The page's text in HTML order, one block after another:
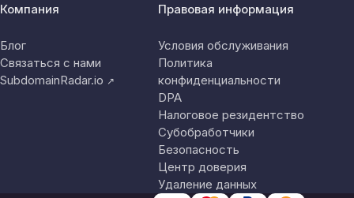
Компания
Блог
Связаться с нами
SubdomainRadar.io ↗
Правовая информация
Условия обслуживания
Политика
конфиденциальности
DPA
Налоговое резидентство
Субобработчики
Безопасность
Центр доверия
Удаление данных